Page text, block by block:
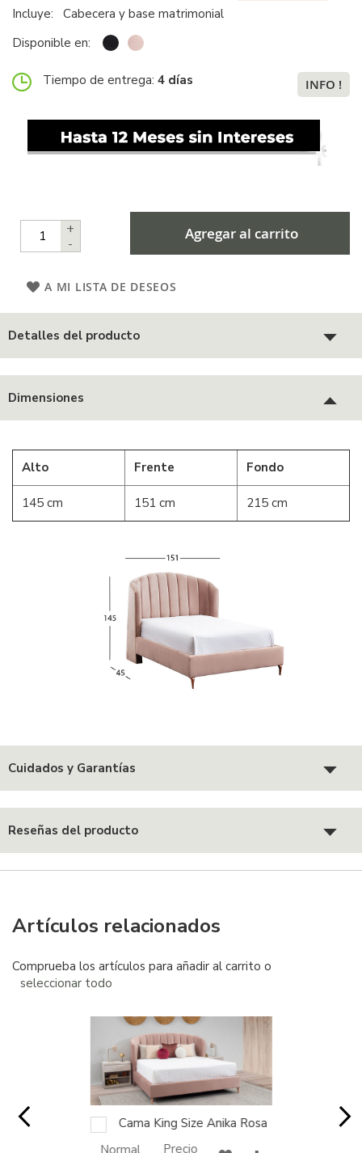
Incluye:
Cabecera y base matrimonial
Disponible en:
Tiempo de entrega: 4 días INFO !
+
-
Agregar al carrito
A MI LISTA DE DESEOS
Detalles del producto
Dimensiones
Alto Frente Fondo
145 cm 151 cm 215 cm
Cuidados y Garantías
Reseñas del producto
Artículos relacionados
Comprueba los artículos para añadir al carrito o
seleccionar todo
Cama King Size Anika Rosa
Normal
Precio
AGREGAR
AL